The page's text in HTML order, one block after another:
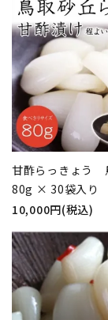
甘酢らっきょう
80g × 30袋入り
10,000円(税込)